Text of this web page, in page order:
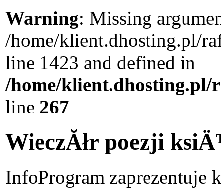
Warning: Missing
/home/klient.dhosting.pl/
line 1423 and defined in
/home/klient.dhosting.pl/
line 267
WieczĂłr poezji
InfoProgram zaprezentuje